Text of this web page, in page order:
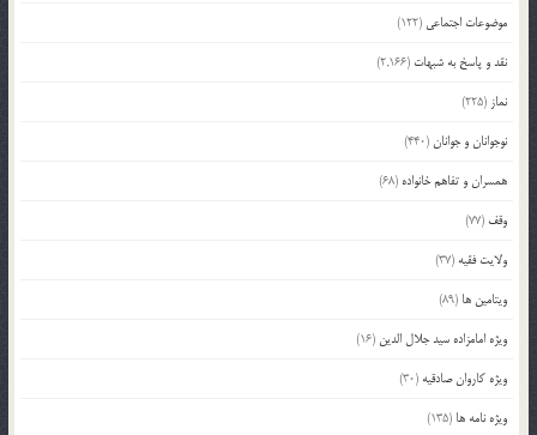
موضوعات اجتماعی (122)
نقد و پاسخ به شبهات (2,166)
نماز (225)
نوجوانان و جوانان(440)
همسران و تفاهم خانواده (68)
وقف (77)
ولایت فقیه (37)
ویتامین ها (89)
ویژه امامزاده سید جلال الدین (16)
ویژه کاروان صادقیه (30)
ویژه نامه ها (135)